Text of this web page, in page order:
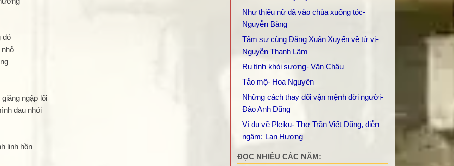
đỏ
ngập lối
đau nhói
linh hồn
Như thiếu nữ đã vào chùa xuống tóc-
Nguyễn Bàng
Tâm sự cùng Đặng Xuân Xuyến về tử vi-
Nguyễn Thanh Lâm
Ru tình khói sương- Văn Châu
Tảo mộ- Hoa Nguyên
Những cách thay đổi vận mệnh đời người-
Đào Anh Dũng
Ví dụ về Pleiku- Thơ Trần Viết Dũng, diễn
ngâm: Lan Hương
ĐỌC NHIỀU CÁC NĂM: